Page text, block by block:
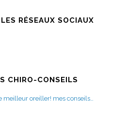
RÉSEAUX SOCIAUX
CHIRO-CONSEILS
meilleur oreiller! mes conseils…